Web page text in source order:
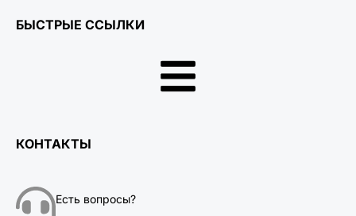
БЫСТРЫЕ ССЫЛКИ
КОНТАКТЫ
Есть вопросы?